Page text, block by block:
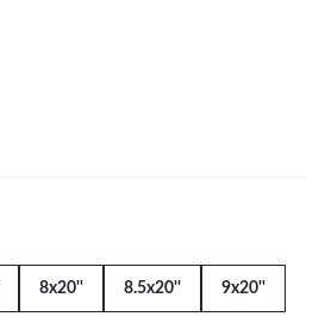
8x20'' 8.5x20'' 9x20''